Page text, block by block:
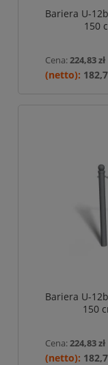
Bariera U-
150
Cena: 224,83 zł
Bariera U-
150
Cena: 224,83 zł